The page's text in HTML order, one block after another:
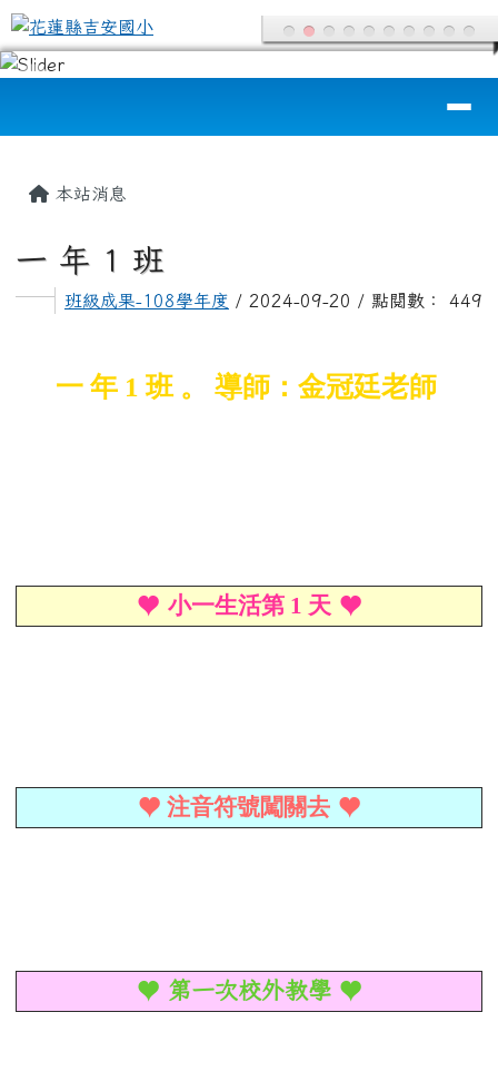
跳至主內容區
花蓮縣吉安國小
本站消息
一 年 1 班
班級成果-108學年度 / 2024-09-20 / 點閱數： 449
一 年 1 班 。 導師：金冠廷老師
♥ 小一生活第 1 天♥
♥ 注音符號闖關去♥
♥ 第一次校外教學 ♥